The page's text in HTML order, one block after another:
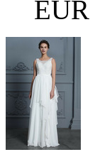
EUR